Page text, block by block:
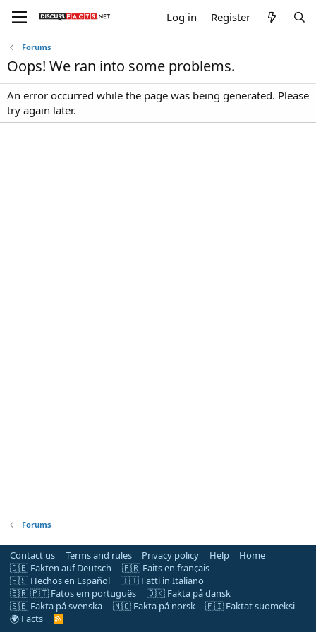
Log in Register
Forums
Oops! We ran into some problems.
An error occurred while the page was being generated. Please
try again later.
Forums
Contact us Terms and rules Privacy policy Help
Home
🇩🇪 Fakten auf Deutsch
🇫🇷 Faits en français
🇪🇸 Hechos en Español
🇮🇹 Fatti in Italiano
🇧🇷 🇵🇹 Fatos em português
🇩🇰 Fakta på dansk
🇸🇪 Fakta på svenska
🇳🇴 Fakta på norsk
🇫🇮 Faktat suomeksi
🌍 Facts
R